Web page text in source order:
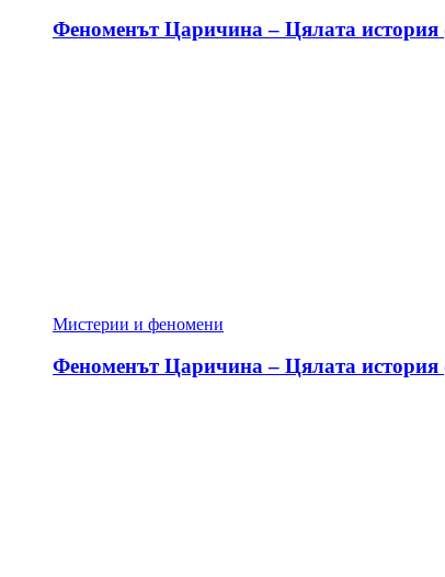
Феноменът Царичина – Цялата история
Мистерии и феномени
Феноменът Царичина – Цялата история